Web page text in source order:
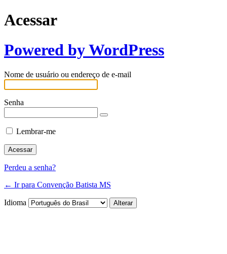
Acessar
Powered by WordPress
Nome de usuário ou endereço de e-mail
Senha
Lembrar-me
Perdeu a senha?
← Ir para Convenção Batista MS
Idioma